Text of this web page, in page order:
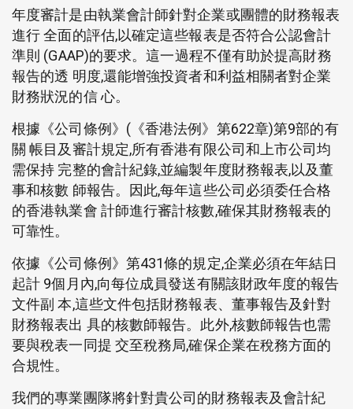
年度審計是由執業會計師針對企業或團體的財務報表
進行 全面的評估,以確定這些報表是否符合公認會計
準則 (GAAP)的要求。這一過程不僅有助於提高財務
報告的透 明度,還能增強投資者和利益相關者對企業
財務狀況的信 心。
根據《公司條例》(《香港法例》第622章)第9部的有
關 帳目及審計規定,所有香港有限公司和上市公司均
需保持 完整的會計紀錄,並編製年度財務報表,以及董
事和核數 師報告。因此,每年這些公司必須委任合格
的香港執業會 計師進行審計核數,確保其財務報表的
可靠性。
依據《公司條例》第431條的規定,企業必須在年結日
起計 9個月內,向每位成員發送有關該財政年度的報告
文件副 本,這些文件包括財務報表、董事報告及針對
財務報表出 具的核數師報告。此外,核數師報告也需
要與稅表一同提 交至稅務局,確保企業在稅務方面的
合規性。
我們的專業團隊將針對貴公司的財務報表及會計紀